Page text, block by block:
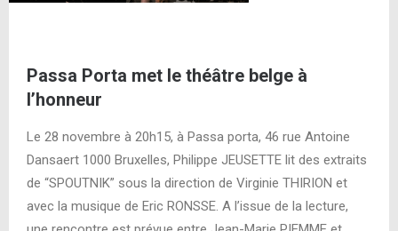
Passa Porta met le théâtre belge à
l’honneur
Le 28 novembre à 20h15, à Passa porta, 46 rue Antoine
Dansaert 1000 Bruxelles, Philippe JEUSETTE lit des extraits
de “SPOUTNIK” sous la direction de Virginie THIRION et
avec la musique de Eric RONSSE. A l’issue de la lecture,